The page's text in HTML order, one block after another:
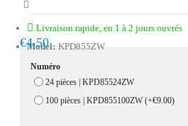
Livraison rapide, en 1 à 2 jours ouvrés
Model: KPD855ZW
€4.50
Numéro
24 pièces | KPD85524ZW
100 pièces | KPD855100ZW (+€9.00)